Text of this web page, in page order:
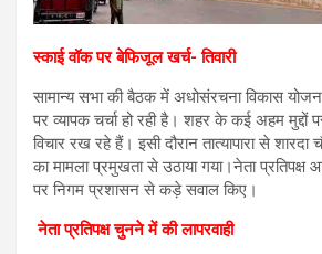
स्काई वॉक पर बेफिजूल खर्च- तिवारी
सामान्य सभा की बैठक में अधोसंरचना विकास
पर व्यापक चर्चा हो रही है। शहर के कई अहम मुद्दों
विचार रख रहे हैं। इसी दौरान तात्यापारा से
का मामला प्रमुखता से उठाया गया।नेता प्रतिपक्ष
पर निगम प्रशासन से कड़े सवाल किए।
नेता प्रतिपक्ष चुनने में की लापरवाही